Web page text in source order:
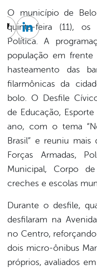
O município de
quinta-feira (11),
Política. A
população em
hasteamento das
filarmônicas da
bolo. O Desfile
de Educação,
ano, com o tema
Brasil” e reuniu
Forças Armadas,
Municipal, Corpo de
creches e escolas
Durante o desfile,
desfilaram na
no Centro,
dois micro-ônibus
próprios, avaliados
TwitterLinkedin